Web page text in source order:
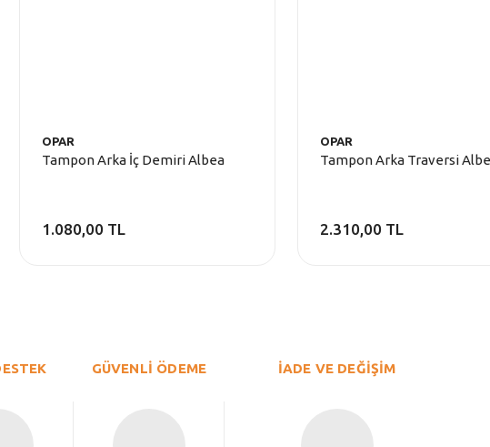
OPAR
Tampon Arka İç Demiri Albea
1.080,00 TL
OPAR
Tampon Arka Traversi
2.310,00 TL
GÜVENLİ ÖDEME İADE VE DEĞİŞİM